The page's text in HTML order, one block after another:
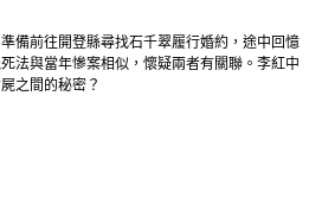
備前往開登縣尋找石千翠履行婚約，途中回憶
法與當年慘案相似，懷疑兩者有關聯。李紅中
之間的秘密？